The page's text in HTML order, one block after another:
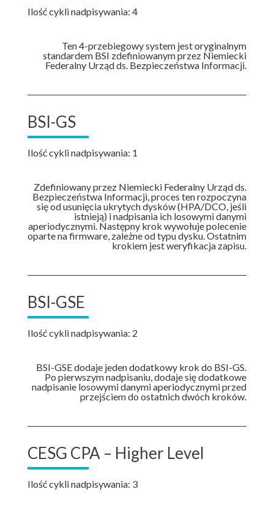
Ilość cykli nadpisywania: 4
Ten 4-przebiegowy system jest oryginalnym
standardem BSI zdefiniowanym przez Niemiecki
Federalny Urząd ds. Bezpieczeństwa Informacji.
BSI-GS
Ilość cykli nadpisywania: 1
Zdefiniowany przez Niemiecki Federalny Urząd ds.
Bezpieczeństwa Informacji, proces ten rozpoczyna
się od usunięcia ukrytych dysków (HPA/DCO, jeśli
istnieją) i nadpisania ich losowymi danymi
aperiodycznymi. Następny krok wywołuje polecenie
oparte na firmware, zależne od typu dysku. Ostatnim
krokiem jest weryfikacja zapisu.
BSI-GSE
Ilość cykli nadpisywania: 2
BSI-GSE dodaje jeden dodatkowy krok do BSI-GS.
Po pierwszym nadpisaniu, dodaje się dodatkowe
nadpisanie losowymi danymi aperiodycznymi przed
przejściem do ostatnich dwóch kroków.
CESG CPA – Higher Level
Ilość cykli nadpisywania: 3